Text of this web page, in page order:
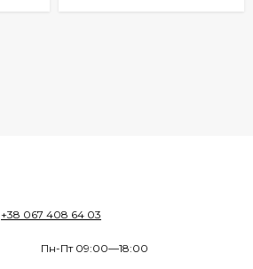
+38 067 408 64 03
Пн-Пт 09:00—18:00